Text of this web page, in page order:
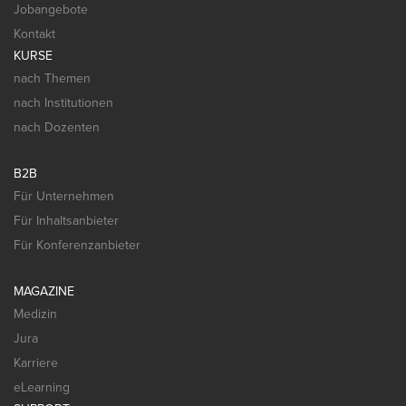
Jobangebote
Kontakt
KURSE
nach Themen
nach Institutionen
nach Dozenten
B2B
Für Unternehmen
Für Inhaltsanbieter
Für Konferenzanbieter
MAGAZINE
Medizin
Jura
Karriere
eLearning